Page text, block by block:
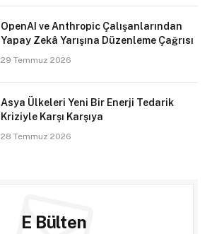
OpenAI ve Anthropic Çalışanlarından
Yapay Zekâ Yarışına Düzenleme Çağrısı
29 Temmuz 2026
Asya Ülkeleri Yeni Bir Enerji Tedarik
Kriziyle Karşı Karşıya
28 Temmuz 2026
E Bülten